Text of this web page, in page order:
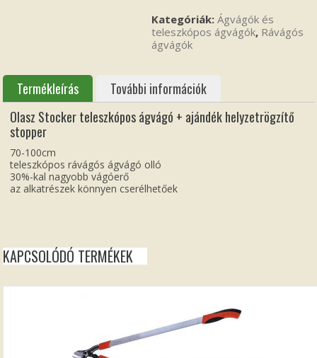
Kategóriák:Ágvágók és
teleszkópos ágvágók, Rávágós
ágvágók
Termékleírás
További információk
Olasz Stocker teleszkópos ágvágó + ajándék helyzetrögzítő
stopper
70-100cm
teleszkópos rávágós ágvágó olló
30%-kal nagyobb vágóerő
az alkatrészek könnyen cserélhetőek
KAPCSOLÓDÓ TERMÉKEK